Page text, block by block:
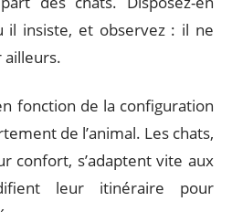
il insiste, et observez : il ne
ailleurs.
fonction de la configuration
de l’animal. Les chats,
confort, s’adaptent vite aux
leur itinéraire pour